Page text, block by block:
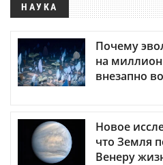
НАУКА
Почему
на
внезапно
Новое
что Земля
Венеру